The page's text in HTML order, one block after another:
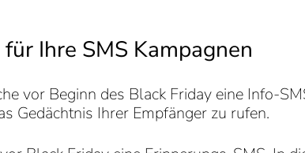
Ihre SMS Kampagnen
vor Beginn des Black Friday eine Info-
Gedächtnis Ihrer Empfänger zu rufen.